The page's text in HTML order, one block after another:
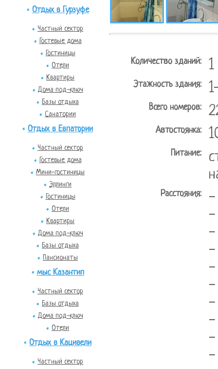
Отдых в Гурзуфе
Частный сектор
Гостевые дома
Гостиницы
Отели
Квартиры
Дома под-ключ
Базы отдыха
Санатории
Отдых в Евпатории
Частный сектор
Гостевые дома
Мини-гостиницы
Эллинги
Гостиницы
Отели
Квартиры
Дома под-ключ
Базы отдыха
Пансионаты
мыс Казантип
Частный сектор
Базы отдыха
Дома под-ключ
Отели
Отдых в Кацивели
Частный сектор
Количество зданий: 1
Этажность здания:
Всего номеров:
Автостоянка:
Питание:
Расстояния:
-
-
-
-
-
-
-
-
-
-